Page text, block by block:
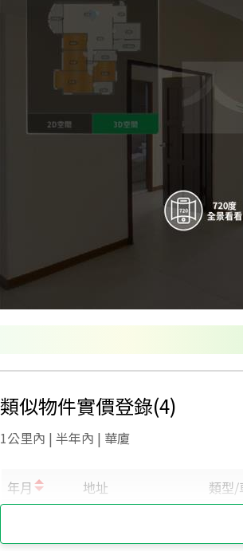
類似物件實價登錄(4)
1公里內 | 半年內 | 華廈